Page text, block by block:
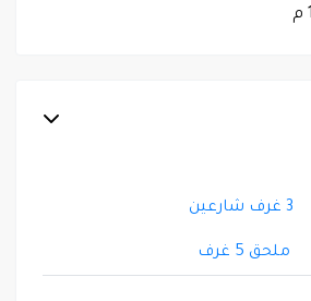
3 غرف شارعين
ملحق 5 غرف